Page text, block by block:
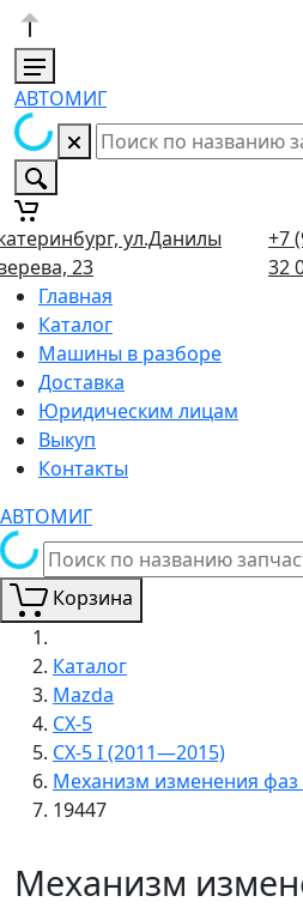
АВТОМИГ
ул.Данилы
23
+7
32
Главная
Каталог
Машины в разборе
Доставка
Юридическим лицам
Выкуп
Контакты
АВТОМИГ
Корзина
Каталог
Mazda
CX-5
CX-5 I (2011—2015)
Механизм изменения фаз
19447
Механизм